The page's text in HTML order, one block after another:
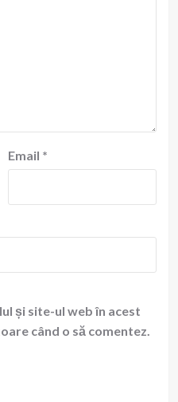
Email *
și site-ul web în acest
când o să comentez.